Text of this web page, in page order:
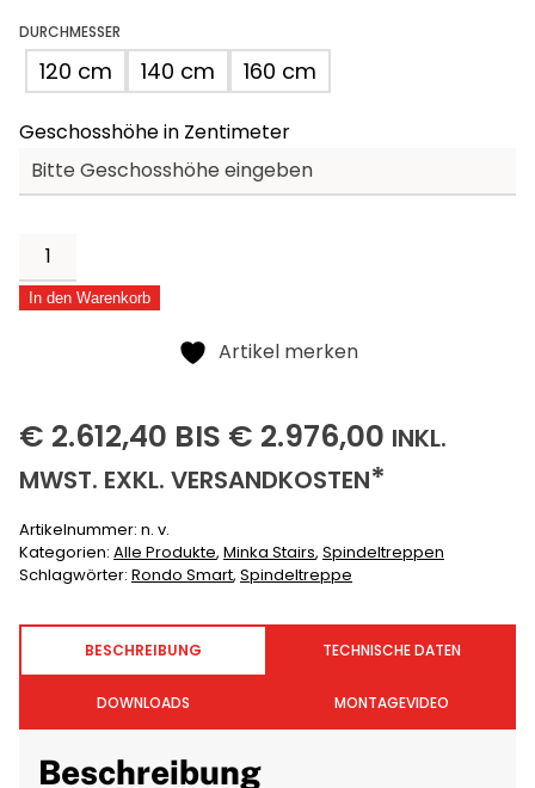
DURCHMESSER
120 cm 140 cm 160 cm
Geschosshöhe in Zentimeter
Rondo
Smart
Menge
In den Warenkorb
Artikel merken
€ 2.612,40 2612,40
BIS € 2.976,00 2976,00
INKL.
MWST. EXKL. (EXKLUSIVE)
VERSANDKOSTEN*
Artikelnummer: n. v.
Kategorien: Alle Produkte, Minka Stairs, Spindeltreppen
Schlagwörter: Rondo Smart, Spindeltreppe
BESCHREIBUNG TECHNISCHE DATEN
DOWNLOADS MONTAGEVIDEO
Beschreibung